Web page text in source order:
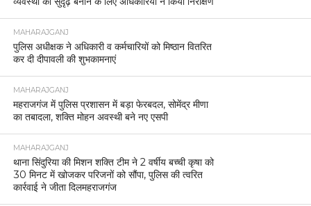
MAHARAJGANJ
पुलिस अधीक्षक ने अधिकारी व कर्मचारियों को मिष्ठान वितरित
कर दी दीपावली की शुभकामनाएं
MAHARAJGANJ
महराजगंज में पुलिस प्रशासन में बड़ा फेरबदल, सोमेंद्र मीणा
का तबादला, शक्ति मोहन अवस्थी बने नए एसपी
MAHARAJGANJ
थाना सिंदुरिया की मिशन शक्ति टीम ने 2 वर्षीय बच्ची कृषा को
30 मिनट में खोजकर परिजनों को सौंपा, पुलिस की त्वरित
कार्रवाई ने जीता दिलमहराजगंज